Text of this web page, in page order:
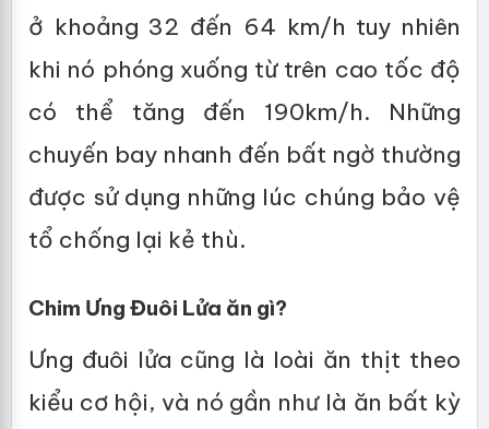
ở khoảng 32 đến 64 km/h tuy nhiên
khi nó phóng xuống từ trên cao tốc độ
có thể tăng đến 190km/h. Những
chuyến bay nhanh đến bất ngờ thường
được sử dụng những lúc chúng bảo vệ
tổ chống lại kẻ thù.
Chim Ưng Đuôi Lửa ăn gì?
Ưng đuôi lửa cũng là loài ăn thịt theo
kiểu cơ hội, và nó gần như là ăn bất kỳ